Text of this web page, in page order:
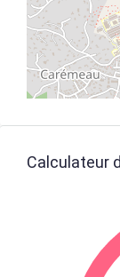
Calculateur